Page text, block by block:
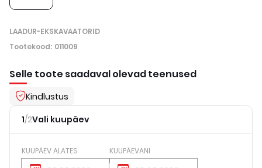
LAADUR-EKSKAVAATORID
Tootekood: 011009
Selle toote saadaval olevad teenused
Kindlustus
1/2Vali kuupäev
KUUPÄEV ALATES KUUPÄEVANI